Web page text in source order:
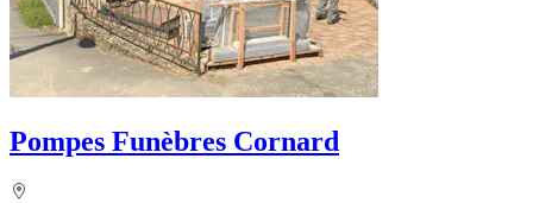
Pompes Funèbres Cornard